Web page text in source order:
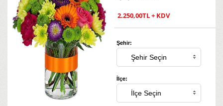
2.250,00TL + KDV
Şehir:
İlçe: